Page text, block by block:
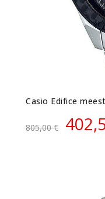
Casio Edifice
805,00 €